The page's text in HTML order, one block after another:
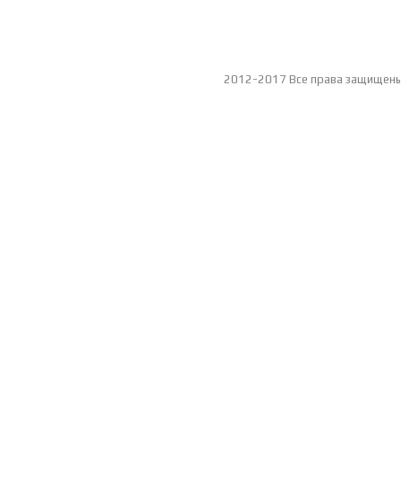
2012-2017 Все права